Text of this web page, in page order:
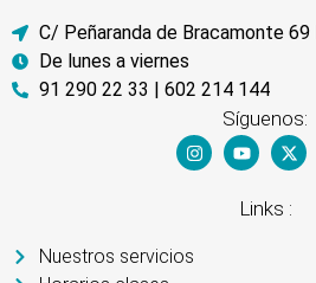
C/ Peñaranda de Bracamonte 69
De lunes a viernes
91 290 22 33 | 602 214 144
Síguenos:
Links :
Nuestros servicios